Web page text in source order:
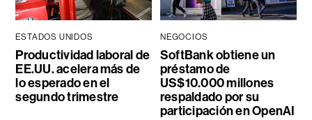
ESTADOS UNIDOS
Productividad laboral de
EE.UU. acelera más de
lo esperado en el
segundo trimestre
NEGOCIOS
SoftBank obtiene un
préstamo de
US$10.000 millones
respaldado por su
participación en OpenAI